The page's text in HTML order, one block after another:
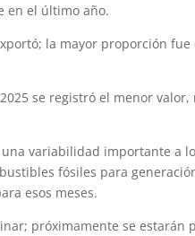
en el último año.
la mayor proporción fue
se registró el menor valor,
una variabilidad importante a
fósiles para
esos meses.
próximamente se estarán